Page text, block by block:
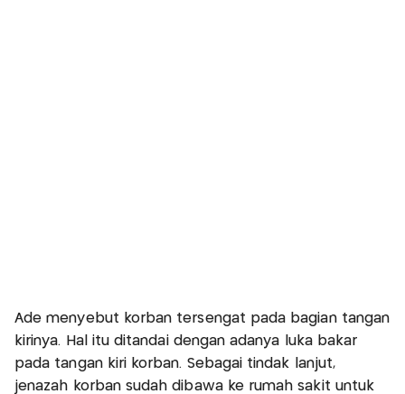
Ade menyebut korban tersengat pada bagian tangan
kirinya. Hal itu ditandai dengan adanya luka bakar
pada tangan kiri korban. Sebagai tindak lanjut,
jenazah korban sudah dibawa ke rumah sakit untuk